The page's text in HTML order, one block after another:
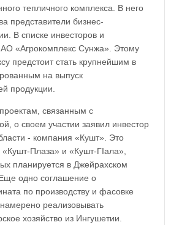
тепличного комплекса. В него
представители бизнес-
В списке инвесторов и
«Агрокомплекс Сунжа». Этому
предстоит стать крупнейшим в
на выпуск
продукции.
связанным с
о своем участии заявил инвестор
- компания «Кушт». Это
«Кушт-Плаза» и «Кушт-ГIала»,
планируется в Джейрахском
одно соглашение о
по производству и фасовке
реализовывать
хозяйство из Ингушетии.